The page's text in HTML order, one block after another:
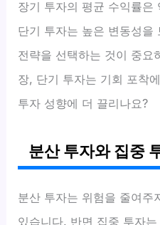
장기 투자의 평균 수익률은
단기 투자는 높은 변동성을
전략을 선택하는 것이 중요
장, 단기 투자는 기회 포착
투자 성향에 더 끌리나요?
분산 투자와 집중
분산 투자는 위험을 줄여주
있습니다. 반면 집중 투자